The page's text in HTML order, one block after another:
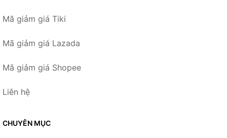
Mã giảm giá Tiki
Mã giảm giá Lazada
Mã giảm giá Shopee
Liên hệ
CHUYÊN MỤC